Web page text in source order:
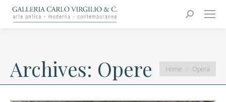
Search:
Carlo Virgilio & C.
Arte moderna e contemporanea
Archives: Opere You are here:
Home Opera